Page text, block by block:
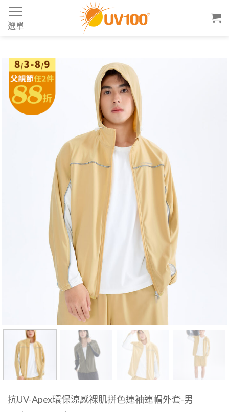
Skip
content
選單
抗UV-Apex環保涼感裸肌拼色連袖連帽外套-男